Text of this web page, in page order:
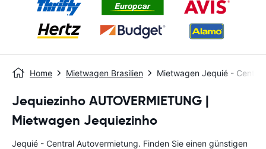
Home Mietwagen Brasilien Mietwagen Jequié - Central
Jequiezinho AUTOVERMIETUNG |
Mietwagen Jequiezinho
Jequié - Central Autovermietung. Finden Sie einen günstigen